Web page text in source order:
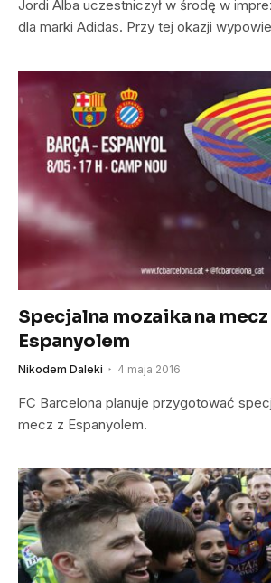
Jordi Alba uczestniczył w środę w
dla marki Adidas. Przy tej okazji
Specjalna mozaika na mecz
Espanyolem
Nikodem Daleki 4 maja 2016
FC Barcelona planuje przygotować
mecz z Espanyolem.